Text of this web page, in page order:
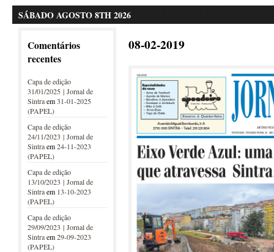
SÁBADO AGOSTO 8TH 2026
Comentários
recentes
Capa de edição
31/01/2025 | Jornal de
Sintraem31-01-2025
(PAPEL)
Capa de edição
24/11/2023 | Jornal de
Sintraem24-11-2023
(PAPEL)
Capa de edição
13/10/2023 | Jornal de
Sintraem 13-10-2023
(PAPEL)
Capa de edição
29/09/2023 | Jornal de
Sintraem29-09-2023
(PAPEL)
08-02-2019